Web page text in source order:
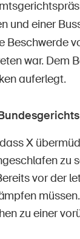
und einer
Beschwerde
war. Dem
auferlegt.
X
zu
vor der
zu einer